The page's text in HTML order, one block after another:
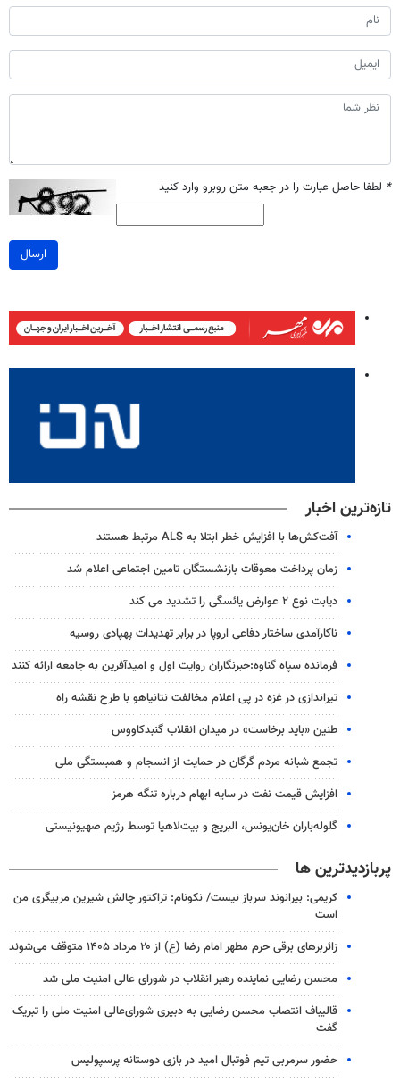
* لطفا حاصل عبارت را در جعبه متن روبرو وارد کنید
ارسال
تازه‌ترین اخبار
آفت‌کش‌ها با افزایش خطر ابتلا به ALS مرتبط هستند
زمان پرداخت معوقات بازنشستگان تامین اجتماعی اعلام شد
دیابت نوع ۲ عوارض یائسگی را تشدید می کند
ناکارآمدی ساختار دفاعی اروپا در برابر تهدیدات پهپادی روسیه
فرمانده سپاه گناوه:خبرنگاران روایت اول و امیدآفرین به جامعه ارائه کنند
تیراندازی در غزه در پی اعلام مخالفت نتانیاهو با طرح نقشه راه
طنین «باید برخاست» در میدان انقلاب گنبدکاووس
تجمع شبانه مردم گرگان در حمایت از انسجام و همبستگی ملی
افزایش قیمت نفت در سایه ابهام درباره تنگه هرمز
گلوله‌باران خان‌یونس، البریج و بیت‌لاهیا توسط رژیم صهیونیستی
پربازدیدترین ها
کریمی: بیرانوند سرباز نیست/ نکونام: تراکتور چالش شیرین مربیگری من
است
زائربرهای برقی حرم مطهر امام رضا (ع) از ۲۰ مرداد ۱۴۰۵ متوقف می‌شوند
محسن رضایی نماینده رهبر انقلاب در شورای عالی امنیت ملی شد
قالیباف انتصاب محسن رضایی به دبیری شورای‌عالی امنیت ملی را تبریک
گفت
حضور سرمربی تیم فوتبال امید در بازی دوستانه پرسپولیس